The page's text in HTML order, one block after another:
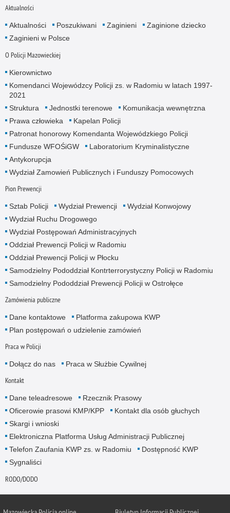
Aktualności
Aktualności Poszukiwani Zaginieni
Zaginione dziecko
Zaginieni w Polsce
O Policji Mazowieckiej
Kierownictwo
Komendanci Wojewódzcy Policji zs. w Radomiu w latach 1997-
2021
Struktura
Jednostki terenowe
Komunikacja wewnętrzna
Prawa człowieka
Kapelan Policji
Patronat honorowy Komendanta Wojewódzkiego Policji
Fundusze WFOŚiGW
Laboratorium Kryminalistyczne
Antykorupcja
Wydział Zamowień Publicznych i Funduszy Pomocowych
Pion Prewencji
Sztab Policji Wydział Prewencji
Wydział Konwojowy
Wydział Ruchu Drogowego
Wydział Postępowań Administracyjnych
Oddział Prewencji Policji w Radomiu
Oddział Prewencji Policji w Płocku
Samodzielny Pododdział Kontrterrorystyczny Policji w Radomiu
Samodzielny Pododdział Prewencji Policji w Ostrołęce
Zamówienia publiczne
Dane kontaktowe
Platforma zakupowa KWP
Plan postępowań o udzielenie zamówień
Praca w Policji
Dołącz do nas Praca w Służbie Cywilnej
Kontakt
Dane teleadresowe
Rzecznik Prasowy
Oficerowie prasowi KMP/KPP
Kontakt dla osób głuchych
Skargi i wnioski
Elektroniczna Platforma Usług Administracji Publicznej
Telefon Zaufania KWP zs. w Radomiu
Dostępność KWP
Sygnaliści
RODO/DODO